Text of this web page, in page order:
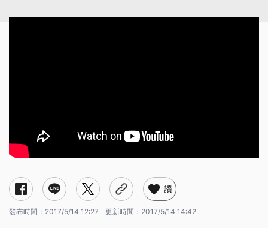
讚
發布時間： 2017/5/14 12:27 更新時間： 2017/5/14 14:42